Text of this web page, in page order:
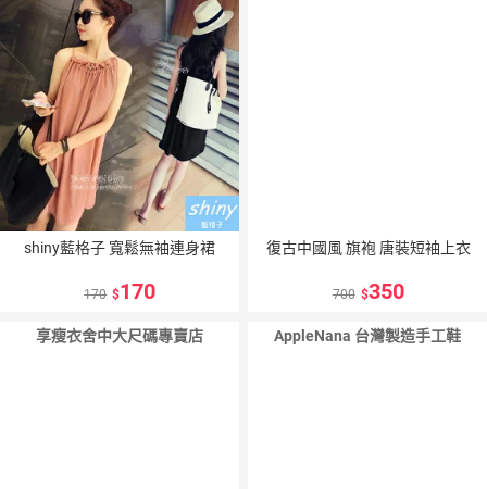
shiny藍格子 寬鬆無袖連身裙
170 170
復古中國風 旗袍 唐裝短袖上衣
700 350
享瘦衣舍中大尺碼專賣店 AppleNana 台灣製造手工鞋